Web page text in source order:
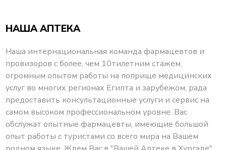
НАША АПТЕКА
Наша интернациональная команда фармацевтов и
провизоров с более, чем 10тилетним стажем,
огромным опытом работы на поприще медицинских
услуг во многих регионах Египта и зарубежом, рада
предоставить консультационные услуги и сервис на
самом высоком профессиональном уровне. Вас
обслужат опытные фармацевты, имеющие большой
опыт работы с туристами со всего мира на Вашем